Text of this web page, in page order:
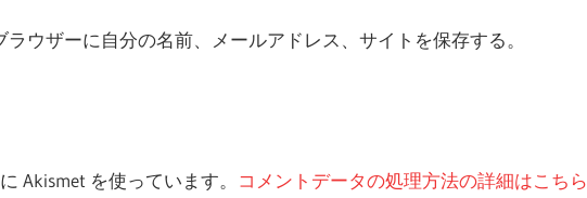
ウザーに自分の名前、メールアドレス、サイトを保存する。
Akismet を使っています。
コメントデータの処理方法の詳細はこちら